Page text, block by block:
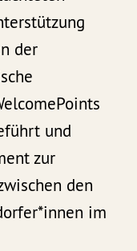
der
und
zur
den
im